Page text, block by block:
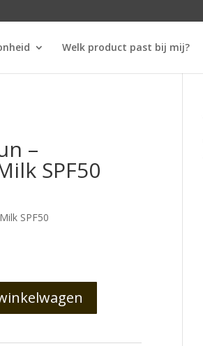
Welk product past bij mij?
–
SPF50
SPF50